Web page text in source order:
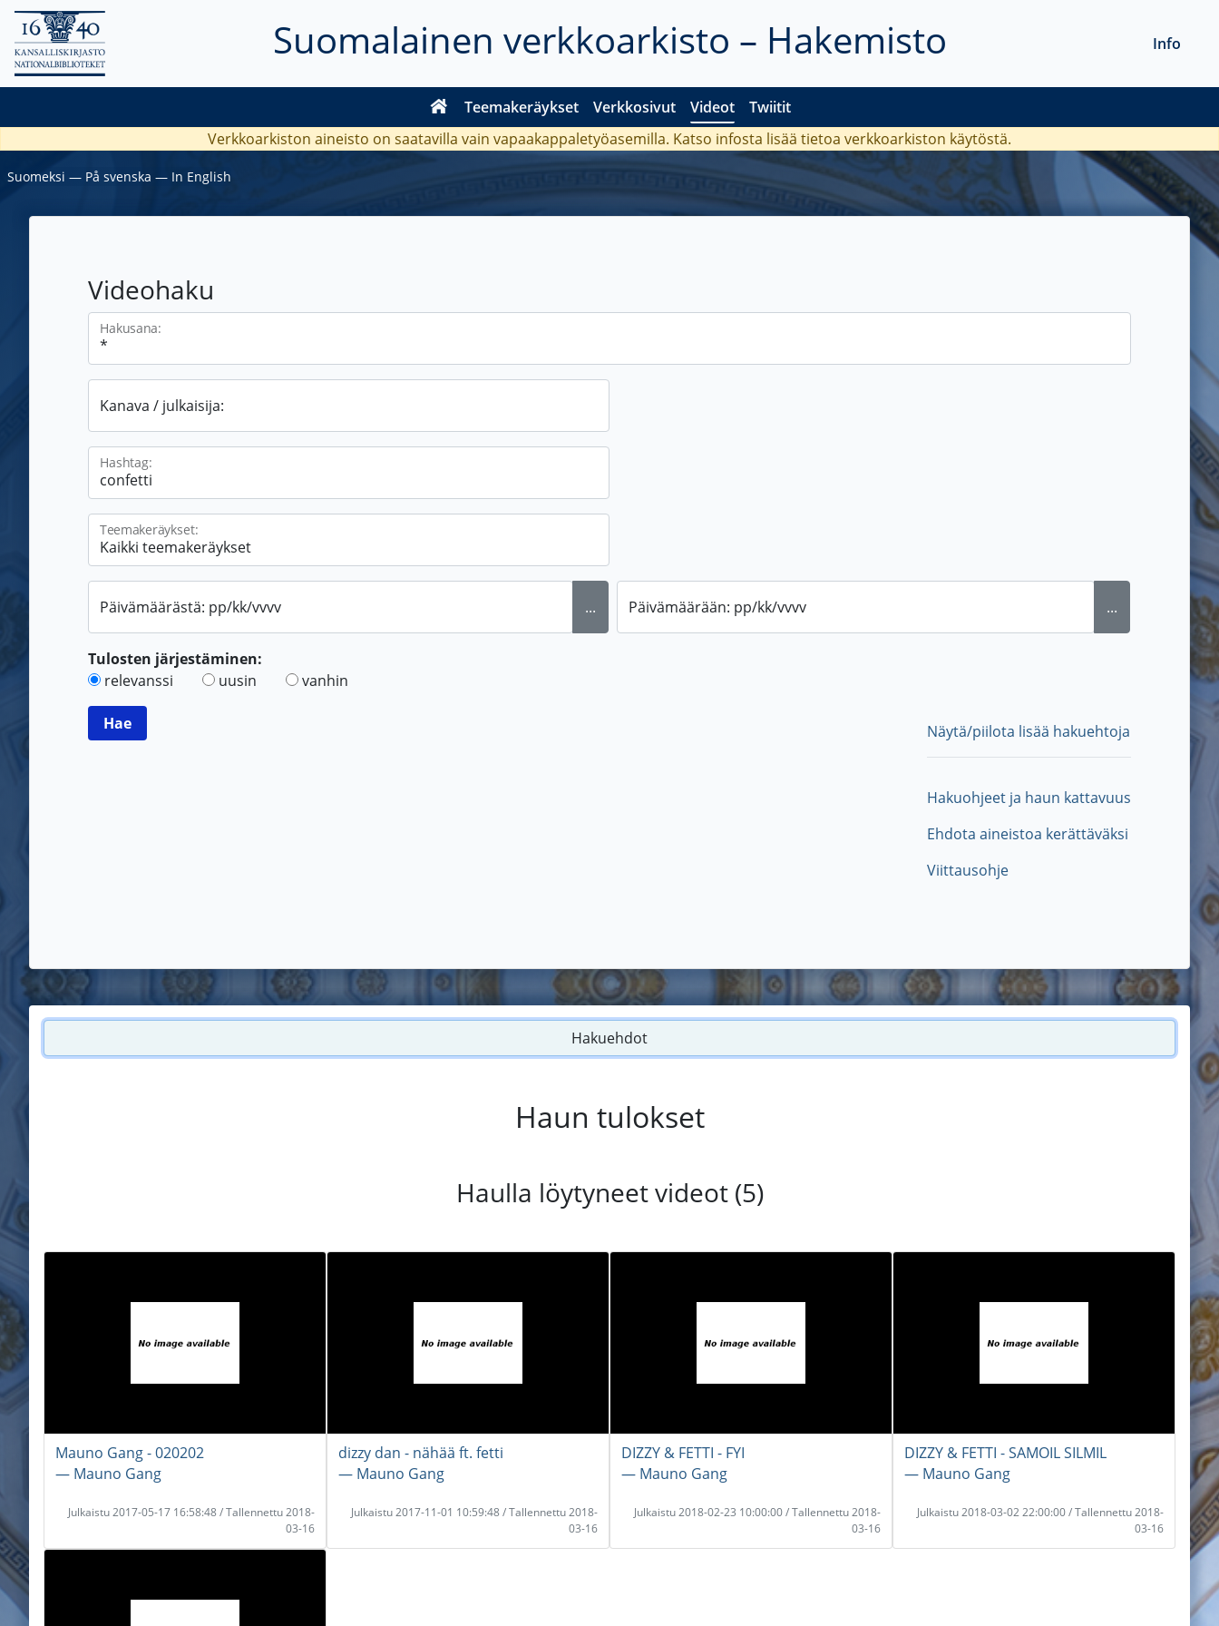
Suomalainen verkkoarkisto – Hakemisto
Teemakeräykset Verkkosivut Videot Twiitit
Info
Verkkoarkiston aineisto on saatavilla vain vapaakappaletyöasemilla. Katso infosta lisää tietoa verkkoarkiston käytöstä.
Suomeksi ― På svenska ― In English
Videohaku
Hakusana:
Kanava / julkaisija:
Hashtag:
Teemakeräykset:
Päivämäärästä: pp/kk/vvvv ... Päivämäärään: pp/kk/vvvv ...
Tulosten järjestäminen:
relevanssi
uusin vanhin
Näytä/piilota lisää hakuehtoja
Hakuohjeet ja haun kattavuus
Ehdota aineistoa kerättäväksi
Viittausohje
Hakuehdot
Haun tulokset
Haulla löytyneet videot (5)
Mauno Gang - 020202
― Mauno Gang
Julkaistu 2017-05-17 16:58:48 / Tallennettu 2018-
03-16
dizzy dan - nähää ft. fetti
― Mauno Gang
Julkaistu 2017-11-01 10:59:48 / Tallennettu 2018-
03-16
DIZZY & FETTI - FYI
― Mauno Gang
Julkaistu 2018-02-23 10:00:00 / Tallennettu 2018-
03-16
DIZZY & FETTI - SAMOIL SILMIL
― Mauno Gang
Julkaistu 2018-03-02 22:00:00 / Tallennettu 2018-
03-16